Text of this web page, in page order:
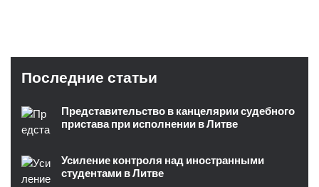
Последние статьи
Представительство в канцелярии судебного
пристава при исполнении в Литве
Усиление контроля над иностранными
студентами в Литве